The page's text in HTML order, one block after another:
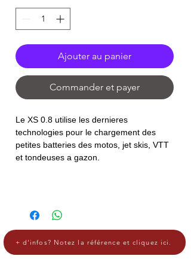
Ajouter au panier
Commander et payer
Le XS 0.8 utilise les dernieres
technologies pour le chargement des
petites batteries des motos, jet skis, VTT
et tondeuses a gazon.
+ d'infos? Notez la référence et cliquez ici.